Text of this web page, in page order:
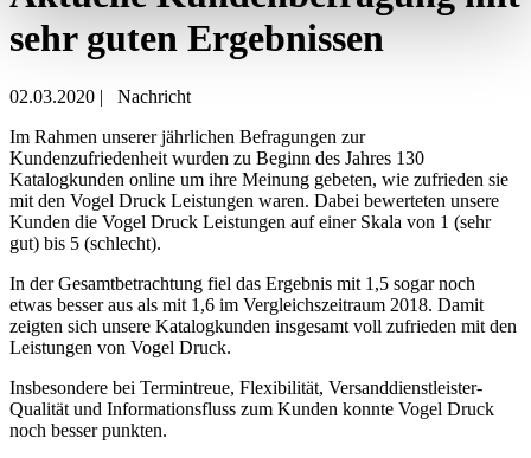
sehr guten Ergebnissen
02.03.2020 |
Nachricht
Im Rahmen unserer jährlichen Befragungen zur
Kundenzufriedenheit wurden zu Beginn des Jahres 130
Katalogkunden online um ihre Meinung gebeten, wie zufrieden sie
mit den Vogel Druck Leistungen waren. Dabei bewerteten unsere
Kunden die Vogel Druck Leistungen auf einer Skala von 1 (sehr
gut) bis 5 (schlecht).
In der Gesamtbetrachtung fiel das Ergebnis mit 1,5 sogar noch
etwas besser aus als mit 1,6 im Vergleichszeitraum 2018. Damit
zeigten sich unsere Katalogkunden insgesamt voll zufrieden mit den
Leistungen von Vogel Druck.
Insbesondere bei Termintreue, Flexibilität, Versanddienstleister-
Qualität und Informationsfluss zum Kunden konnte Vogel Druck
noch besser punkten.